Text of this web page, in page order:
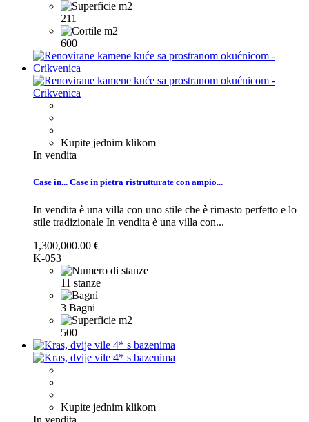
211
600
Kupite jednim klikom
In vendita
Case in... Case in pietra ristrutturate con ampio...
In vendita è una villa con uno stile che è rimasto perfetto e lo
stile tradizionale In vendita è una villa con...
1,300,000.00 €
K-053
11 stanze
3 Bagni
500
Kupite jednim klikom
In vendita